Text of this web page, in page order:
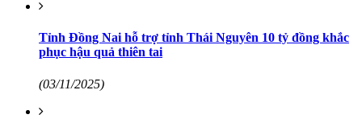
Tỉnh Đồng Nai hỗ trợ tỉnh Thái Nguyên 10 tỷ đồng khắc
phục hậu quả thiên tai
(03/11/2025)